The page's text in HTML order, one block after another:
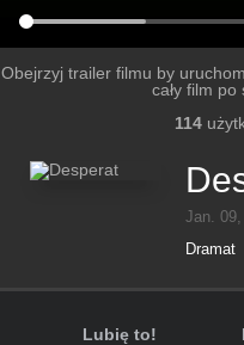
Obejrzyj trailer filmu by
cały film po
114
Jan.
Dramat
Lubię to!